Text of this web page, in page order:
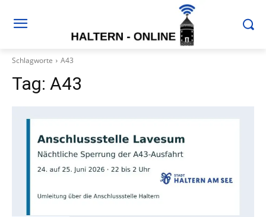
Schlagworte A43
Tag: A43